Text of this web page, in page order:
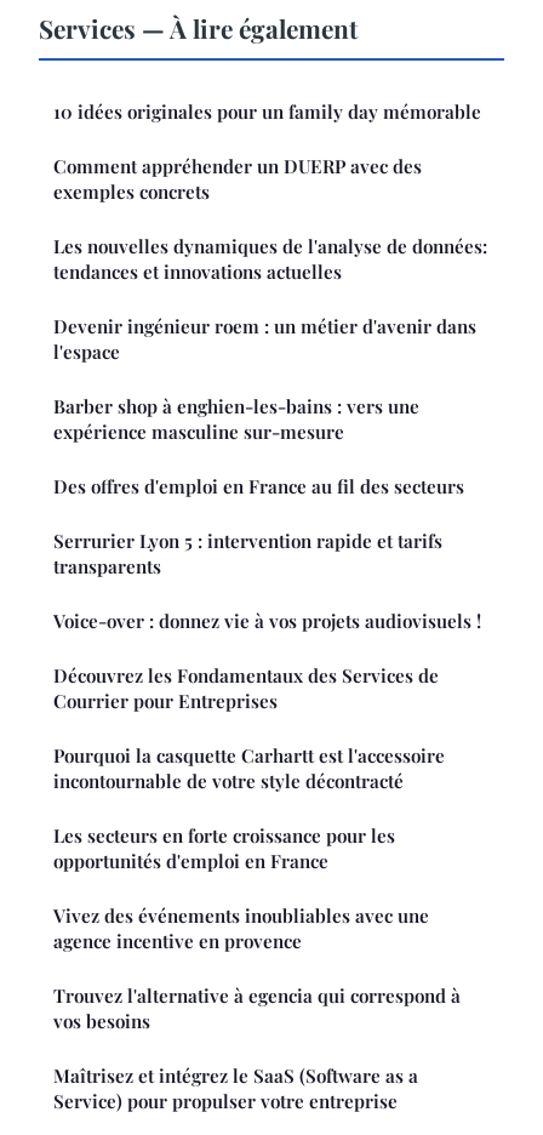
Services — À lire également
10 idées originales pour un family day mémorable
Comment appréhender un DUERP avec des
exemples concrets
Les nouvelles dynamiques de l'analyse de données:
tendances et innovations actuelles
Devenir ingénieur roem : un métier d'avenir dans
l'espace
Barber shop à enghien-les-bains : vers une
expérience masculine sur-mesure
Des offres d'emploi en France au fil des secteurs
Serrurier Lyon 5 : intervention rapide et tarifs
transparents
Voice-over : donnez vie à vos projets audiovisuels !
Découvrez les Fondamentaux des Services de
Courrier pour Entreprises
Pourquoi la casquette Carhartt est l'accessoire
incontournable de votre style décontracté
Les secteurs en forte croissance pour les
opportunités d'emploi en France
Vivez des événements inoubliables avec une
agence incentive en provence
Trouvez l'alternative à egencia qui correspond à
vos besoins
Maîtrisez et intégrez le SaaS (Software as a
Service) pour propulser votre entreprise